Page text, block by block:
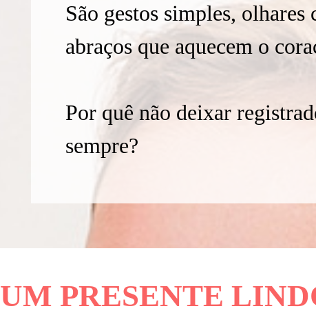
São gestos simples, olhares
abraços que aquecem o
Por quê não deixar
sempre?
UM PRESENTE